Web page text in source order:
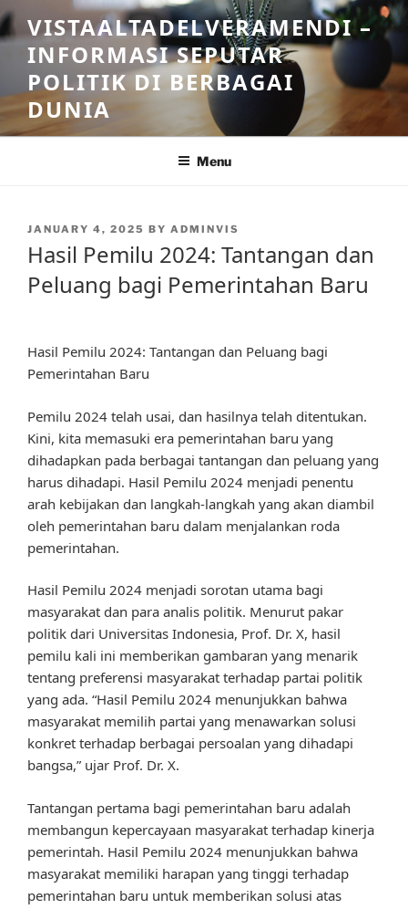
Skip
to
content
VISTAALTADELVERAMENDI –
INFORMASI SEPUTAR
POLITIK DI BERBAGAI
DUNIA
Menu
POSTED
JANUARY 4, 2025 BY ADMINVIS
Hasil Pemilu 2024: Tantangan dan
Peluang bagi Pemerintahan Baru
Hasil Pemilu 2024: Tantangan dan Peluang bagi
Pemerintahan Baru
Pemilu 2024 telah usai, dan hasilnya telah ditentukan.
Kini, kita memasuki era pemerintahan baru yang
dihadapkan pada berbagai tantangan dan peluang yang
harus dihadapi. Hasil Pemilu 2024 menjadi penentu
arah kebijakan dan langkah-langkah yang akan diambil
oleh pemerintahan baru dalam menjalankan roda
pemerintahan.
Hasil Pemilu 2024 menjadi sorotan utama bagi
masyarakat dan para analis politik. Menurut pakar
politik dari Universitas Indonesia, Prof. Dr. X, hasil
pemilu kali ini memberikan gambaran yang menarik
tentang preferensi masyarakat terhadap partai politik
yang ada. “Hasil Pemilu 2024 menunjukkan bahwa
masyarakat memilih partai yang menawarkan solusi
konkret terhadap berbagai persoalan yang dihadapi
bangsa,” ujar Prof. Dr. X.
Tantangan pertama bagi pemerintahan baru adalah
membangun kepercayaan masyarakat terhadap kinerja
pemerintah. Hasil Pemilu 2024 menunjukkan bahwa
masyarakat memiliki harapan yang tinggi terhadap
pemerintahan baru untuk memberikan solusi atas